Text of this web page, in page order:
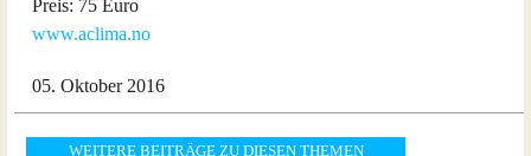
Preis: 75 Euro
www.aclima.no
05. Oktober 2016
WEITERE BEITRÄGE ZU DIESEN THEMEN